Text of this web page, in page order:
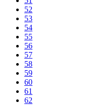
52
53
54
55
56
57
58
59
60
61
62